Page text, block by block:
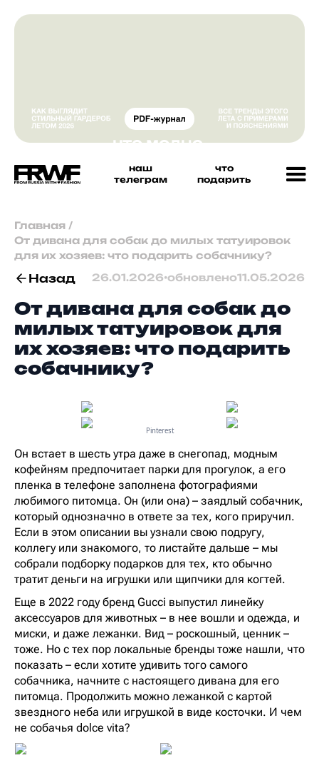
наш
телеграм
что
подарить
Главная /
От дивана для собак до милых татуировок
для их хозяев: что подарить собачнику?
Назад 26.01.2026•обновлено11.05.2026
От дивана для собак до
милых татуировок для
их хозяев: что подарить
собачнику?
Pinterest
Он встает в шесть утра даже в снегопад, модным
кофейням предпочитает парки для прогулок, а его
пленка в телефоне заполнена фотографиями
любимого питомца. Он (или она) – заядлый собачник,
который однозначно в ответе за тех, кого приручил.
Если в этом описании вы узнали свою подругу,
коллегу или знакомого, то листайте дальше – мы
собрали подборку подарков для тех, кто обычно
тратит деньги на игрушки или щипчики для когтей.
Еще в 2022 году бренд Gucci выпустил линейку
аксессуаров для животных – в нее вошли и одежда, и
миски, и даже лежанки. Вид – роскошный, ценник –
тоже. Но с тех пор локальные бренды тоже нашли, что
показать – если хотите удивить того самого
собачника, начните с настоящего дивана для его
питомца. Продолжить можно лежанкой с картой
звездного неба или игрушкой в виде косточки. И чем
не собачья dolce vita?